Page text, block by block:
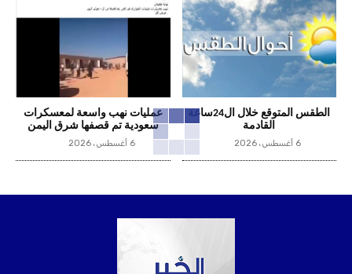
الطقس المتوقع خلال ال24ساعة
القادمة
6 أغسطس، 2026
عمليات نهب واسعة لمعسكرات
سعودية تم قصفها شرق اليمن
6 أغسطس، 2026